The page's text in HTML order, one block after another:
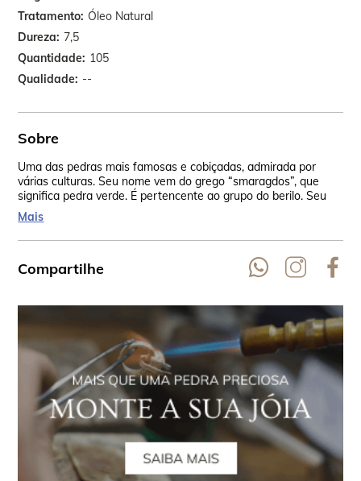
Tratamento Óleo Natural
Dureza 7,5
Quantidade 105
Qualidade --
Sobre
Uma das pedras mais famosas e cobiçadas, admirada por
várias culturas. Seu nome vem do grego “smaragdos”, que
significa pedra verde. É pertencente ao grupo do berilo. Seu
verde incomparável vem do cromo e em algumas vezes do
vanádio.
Mais
Compartilhe